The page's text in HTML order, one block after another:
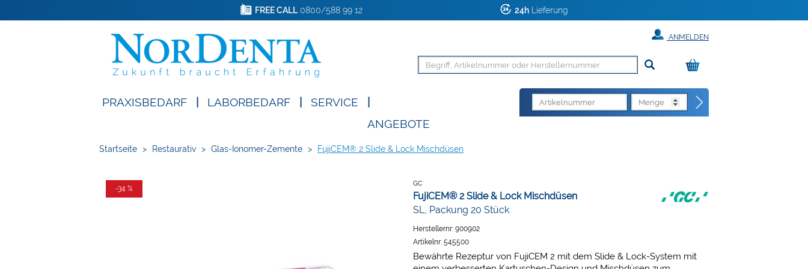
FREE CALL0800/588 99 12 24h Lieferung
ANMELDEN
PRAXISBEDARF LABORBEDARF SERVICE
ANGEBOTE
Startseite > Restaurativ > Glas-Ionomer-Zemente > FujiCEM® 2 Slide & Lock Mischdüsen
-34 %
GC
FujiCEM® 2 Slide & Lock Mischdüsen
SL, Packung 20 Stück
Herstellernr: 900902
Artikelnr: 545500
Bewährte Rezeptur von FujiCEM 2 mit dem Slide & Lock-System mit